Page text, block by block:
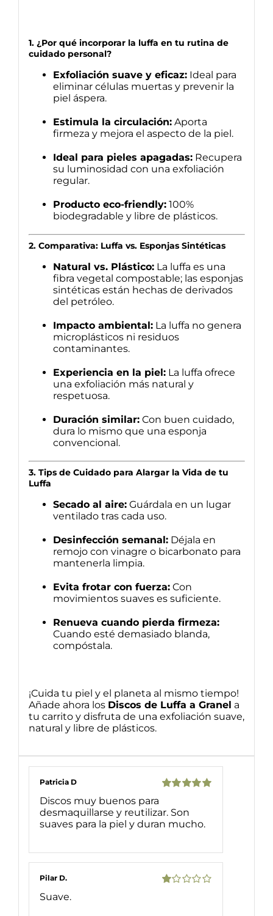
1. ¿Por qué incorporar la luffa en tu rutina de
cuidado personal?
Exfoliación suave y eficaz:Ideal para
eliminar células muertas y prevenir la
piel áspera.
Estimula la circulación:Aporta
firmeza y mejora el aspecto de la piel.
Ideal para pieles apagadas:Recupera
su luminosidad con una exfoliación
regular.
Producto eco-friendly:100%
biodegradable y libre de plásticos.
2. Comparativa: Luffa vs. Esponjas Sintéticas
Natural vs. Plástico:La luffa es una
fibra vegetal compostable; las esponjas
sintéticas están hechas de derivados
del petróleo.
Impacto ambiental:La luffa no genera
microplásticos ni residuos
contaminantes.
Experiencia en la piel:La luffa ofrece
una exfoliación más natural y
respetuosa.
Duración similar:Con buen cuidado,
dura lo mismo que una esponja
convencional.
3. Tips de Cuidado para Alargar la Vida de tu
Luffa
Secado al aire:Guárdala en un lugar
ventilado tras cada uso.
Desinfección semanal:Déjala en
remojo con vinagre o bicarbonato para
mantenerla limpia.
Evita frotar con fuerza:Con
movimientos suaves es suficiente.
Renueva cuando pierda firmeza:
Cuando esté demasiado blanda,
compóstala.
¡Cuida tu piel y el planeta al mismo tiempo!
Añade ahora los Discos de Luffa a Granel a
tu carrito y disfruta de una exfoliación suave,
natural y libre de plásticos.
con5
Patricia D
Discos muy buenos para
desmaquillarse y reutilizar. Son
suaves para la piel y duran mucho.
Pilar D.
Suave.